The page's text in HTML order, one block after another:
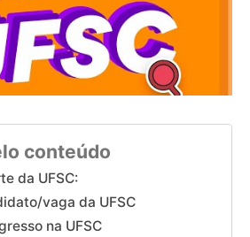
conteúdo
da UFSC:
vaga da UFSC
na UFSC